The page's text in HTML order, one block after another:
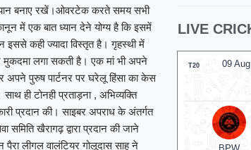
बनाए रखें।ओवरटेक करते समय सभी
में एक बात ध्यान देने योग्य है कि इसमें
इससे कही ज्यादा विस्तृत है। गृहस्थी में
मुकदमा लगा सकती है। एक मां भी अपने
अपने पुरुष पार्टनर पर घरेलू हिंसा का केस
ही टोनही प्रताड़ना , अभिव्यक्ति
प्रदान की। साइबर अपराध के अंतर्गत
खैरागढ़ द्वारा प्रदान की जाने
लीगल वालंटियर गोलूदास साहू ने
LIVE
09
T20